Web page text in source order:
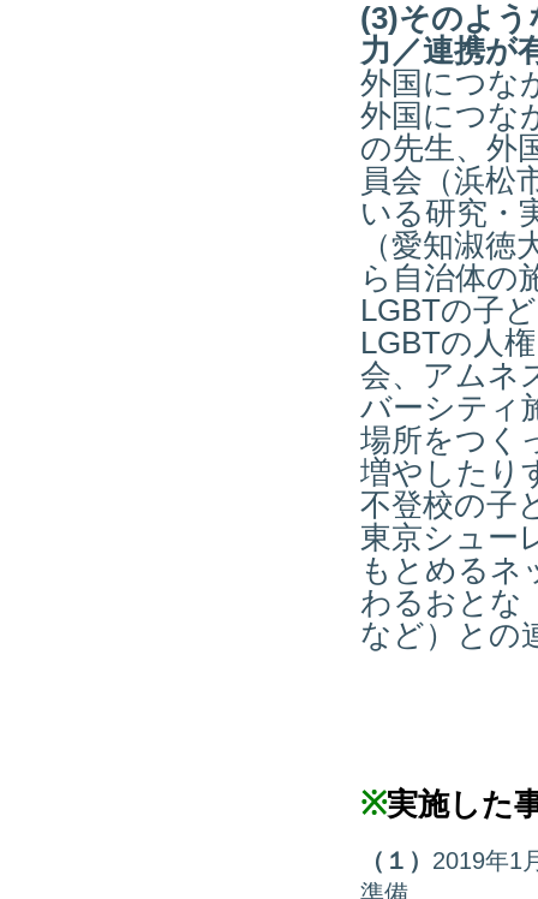
(3)そのよ
力／連携が
外国につな
外国につな
の先生、外
員会（浜松
いる研究・
（愛知淑
ら自治体の
LGBTの子
LGBTの人
会、アムネ
バーシティ
場所をつく
増やしたり
不登校の子
東京シュー
もとめるネ
わるおとな
など）との
※実施した
（１） 2019年1
準備